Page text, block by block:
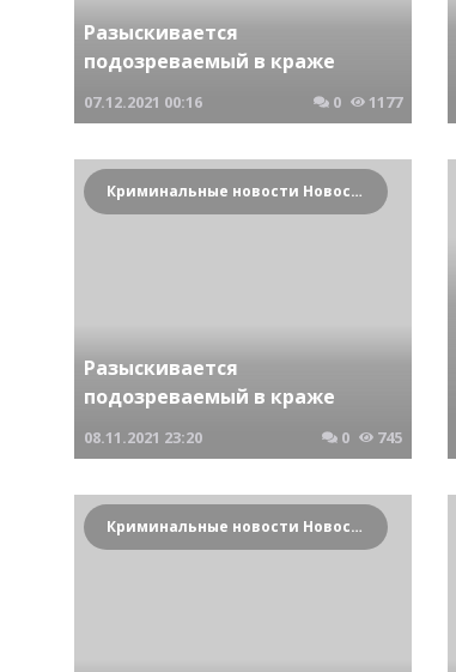
Разыскивается
подозреваемый в краже
07.12.2021 00:16 0 1177
Криминальные новости Новосибирска и Сибирского региона
Разыскивается
подозреваемый в краже
08.11.2021 23:20 0 745
Криминальные новости Новосибирска и Сибирского региона